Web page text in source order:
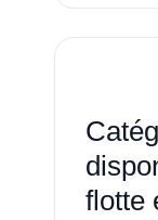
flotte